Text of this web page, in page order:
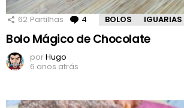
62 Partilhas 4 Comentários
BOLOS IGUARIAS
Bolo Mágico de Chocolate
porHugo
6 anos atrás